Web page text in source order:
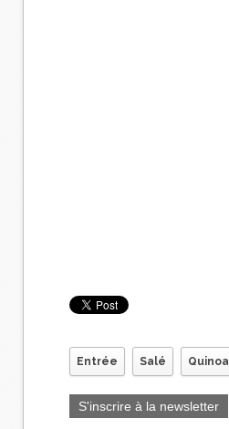
Entrée Salé Quinoa
S'inscrire à la newsletter